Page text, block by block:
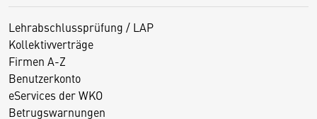
Lehrabschlussprüfung / LAP
Kollektivverträge
Firmen A-Z
Benutzerkonto
eServices der WKO
Betrugswarnungen